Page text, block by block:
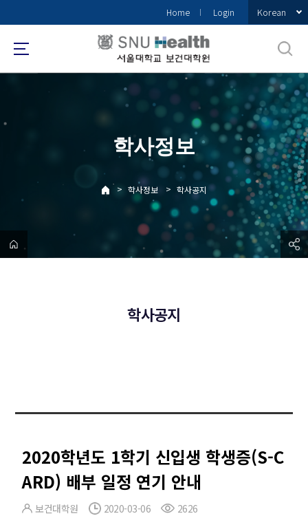
로
메
Home Login Korean
학사정보
> 학사정보 > 학사공지
학사공지
2020학년도 1학기 신입생 학생증(S-C
ARD) 배부 일정 연기 안내
보건대학원 2020-03-06 2626